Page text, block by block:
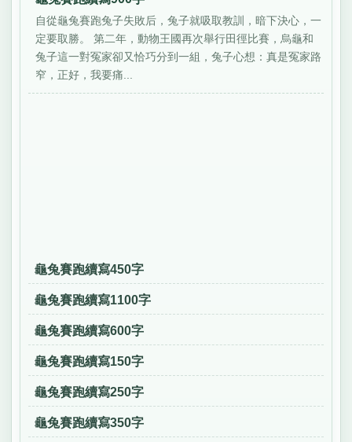
自從龜兔賽跑兔子失敗后，兔子就吸取教訓，暗下決心，一
定要取勝。 第二年，動物王國再次舉行田徑比賽，烏龜和
兔子這一對冤家卻又恰巧分到一組，兔子心想：真是冤家路
窄，正好，我要痛...
龜兔賽跑續寫450字
龜兔賽跑續寫1100字
龜兔賽跑續寫600字
龜兔賽跑續寫150字
龜兔賽跑續寫250字
龜兔賽跑續寫350字